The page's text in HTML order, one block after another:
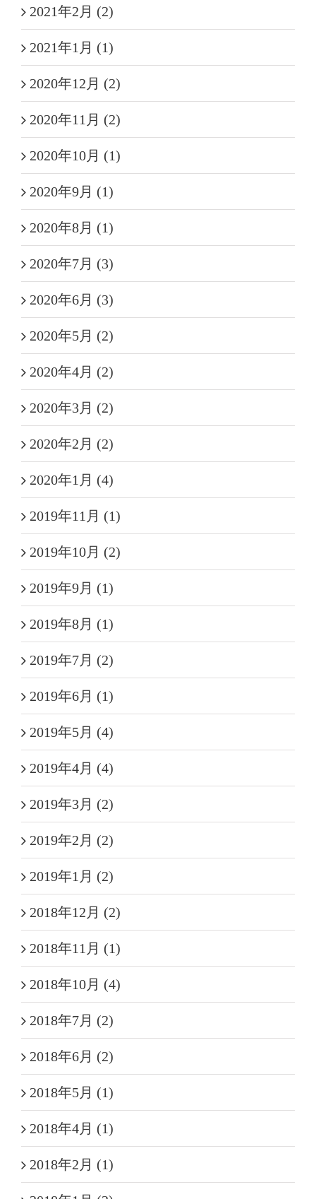
2021年2月 (2)
2021年1月 (1)
2020年12月 (2)
2020年11月 (2)
2020年10月 (1)
2020年9月 (1)
2020年8月 (1)
2020年7月 (3)
2020年6月 (3)
2020年5月 (2)
2020年4月 (2)
2020年3月 (2)
2020年2月 (2)
2020年1月 (4)
2019年11月 (1)
2019年10月 (2)
2019年9月 (1)
2019年8月 (1)
2019年7月 (2)
2019年6月 (1)
2019年5月 (4)
2019年4月 (4)
2019年3月 (2)
2019年2月 (2)
2019年1月 (2)
2018年12月 (2)
2018年11月 (1)
2018年10月 (4)
2018年7月 (2)
2018年6月 (2)
2018年5月 (1)
2018年4月 (1)
2018年2月 (1)